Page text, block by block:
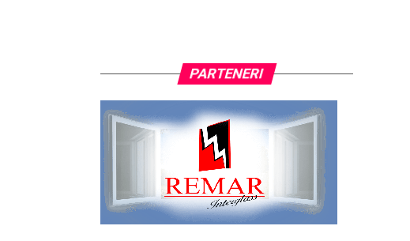
PARTENERI